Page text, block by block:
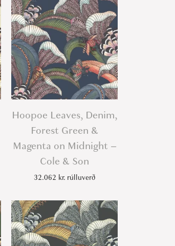
Hoopoe Leaves, Denim,
Forest Green &
Magenta on Midnight –
Cole & Son
32.062 kr. rúlluverð